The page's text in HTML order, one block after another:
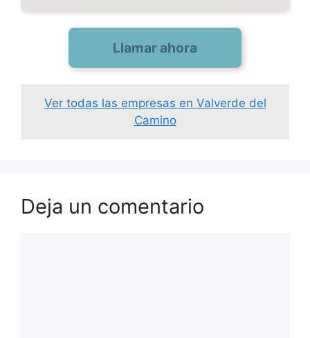
Llamar ahora
Ver todas las empresas en Valverde del
Camino
Deja un comentario